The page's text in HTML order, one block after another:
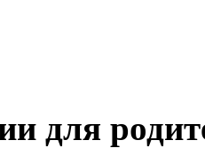
для